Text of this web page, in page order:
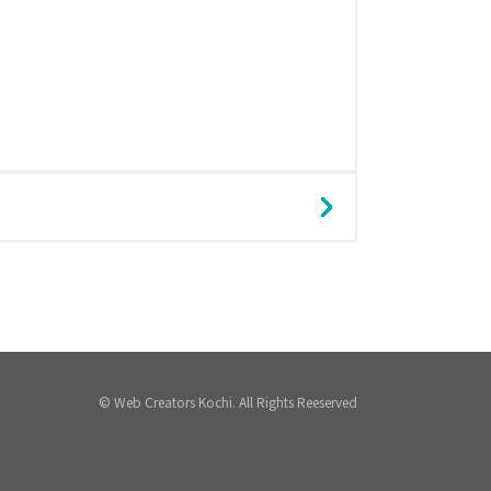
© Web Creators Kochi. All Rights Reeserved